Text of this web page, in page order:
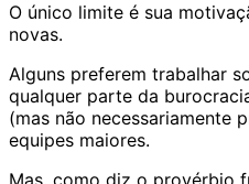
O único limite é sua
novas.
Alguns preferem trabalhar
qualquer parte da
(mas não necessariamente
equipes maiores.